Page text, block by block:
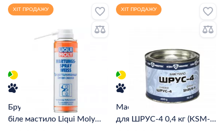
ХІТ ПРОДАЖУ
Брудовідштовхувальне
біле мастило Liqui Moly
ХІТ ПРОДАЖУ
Мастило KSM_PROTEC
для ШРУС-4 0,4 ​​кг (KSM-